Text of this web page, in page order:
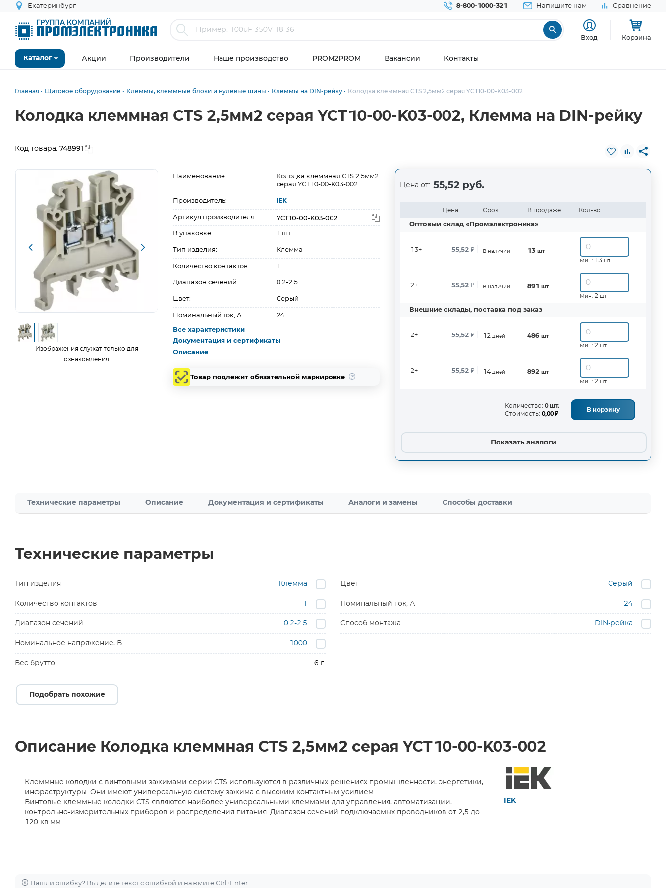
Екатеринбург 8-800-1000-321 Напишите нам Сравнение
Вход Корзина
Каталог Акции Производители Наше производство PROM2PROM Вакансии Контакты
Главная Щитовое оборудование Клеммы, клеммные блоки и нулевые шины Клеммы на DIN-рейку Колодка клеммная CTS 2,5мм2 серая YCT10-00-K03-002
Колодка клеммная CTS 2,5мм2 серая YCT10-00-K03-002, Клемма на DIN-рейку
Код товара: 748991
Изображения служат только для
ознакомления
Наименование:
Колодка клеммная CTS 2,5мм2
серая YCT10-00-K03-002
Производитель: IEK
Артикул производителя: YCT10-00-K03-002
В упаковке: 1 шт
Тип изделия: Клемма
Количество контактов: 1
Диапазон сечений: 0.2-2.5
Цвет: Серый
Номинальный ток, А: 24
Все характеристики
Документация и сертификаты
Описание
Товар подлежит обязательной маркировке
Цена от: 55,52 руб.
Цена Срок В продаже Кол-во
Оптовый склад «Промэлектроника»
13+ 55,52 ₽ В наличии 13 шт
Мин: 13 шт
2+ 55,52 ₽ В наличии 891 шт
Мин: 2 шт
Внешние склады, поставка под заказ
2+ 55,52 ₽ 12 дней 486 шт
Мин: 2 шт
2+ 55,52 ₽ 14 дней 892 шт
Мин: 2 шт
Количество: 0 шт.
Стоимость: 0,00 ₽
В корзину
Показать аналоги
Технические параметры Описание Документация и сертификаты Аналоги и замены Способы доставки
Технические параметры
Тип изделия Клемма
Количество контактов
Диапазон сечений 0.2-2.5
Цвет Серый
Номинальный ток, А 24
Способ монтажа DIN-рейка
Номинальное напряжение, В 1000
Вес брутто 6 г.
Подобрать похожие
Описание Колодка клеммная CTS 2,5мм2 серая YCT10-00-K03-002
Клеммные колодки с винтовыми зажимами серии CTS используются в различных решениях промышленности, энергетики,
инфраструктуры. Они имеют универсальную систему зажима с высоким контактным усилием.
Винтовые клеммные колодки CTS являются наиболее универсальными клеммами для управления, автоматизации,
контрольно-измерительных приборов и распределения питания. Диапазон сечений подключаемых проводников от 2,5 до
120 кв.мм.
IEK
Нашли ошибку? Выделите текст с ошибкой и нажмите Ctrl+Enter